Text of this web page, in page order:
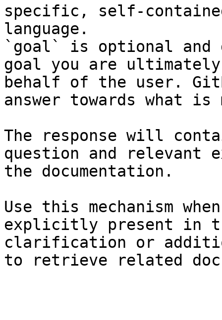
specific, self-
language.
`goal` is optional and
goal you are
behalf of the user.
answer towards what
The response will
question and relevant
the documentation.
Use this mechanism
explicitly present in
clarification or